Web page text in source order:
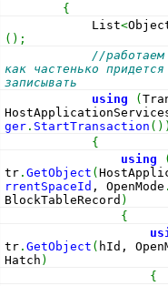
кривой
разрезающей кривой
sPoints, pl )
collection = new
in sPoints) collection
DBObjectCollection
GetSplitCurves
objects
}
}
return
}
/// <summary>
///
отрисованных в
/// (немного
Ривилиса)
/// </summary>
/// <param
/// <param
///
{
List<
( ) ;
//
как частенько
записывать
using
(
ger . StartTransaction ( )
{
using
tr .GetObject (
rrentSpaceId , OpenMode
BlockTableRecord )
{
tr .GetObject ( hId,
Hatch )
{